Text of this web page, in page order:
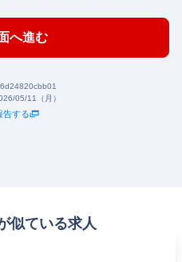
へ進む
05/11（月）
告する
似ている求人